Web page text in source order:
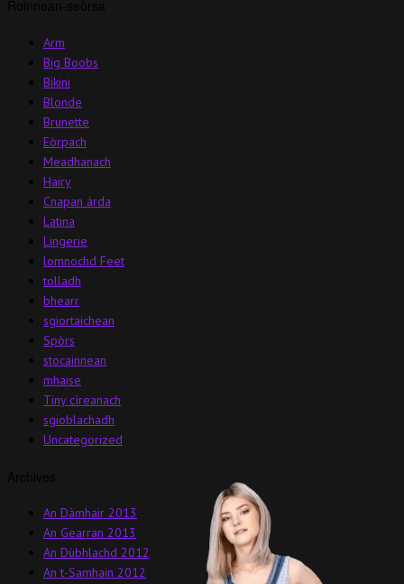
Arm
Big Boobs
Bikini
Blonde
Brunette
Eòrpach
Meadhanach
Hairy
Cnapan àrda
Latina
Lingerie
lomnochd Feet
tolladh
bhearr
sgiortaichean
Spòrs
stocainnean
mhaise
Tiny cìreanach
sgioblachadh
Uncategorized
An Dàmhair 2013
An Gearran 2013
An Dùbhlachd 2012
An t-Samhain 2012